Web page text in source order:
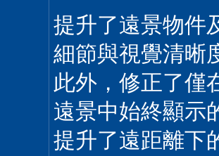
提升了遠景物件
細節與視覺清晰
此外，修正了僅
遠景中始終顯示
提升了遠距離下